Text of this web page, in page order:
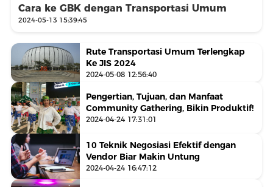
Cara ke GBK dengan Transportasi Umum
2024-05-13 15:39:45
Rute Transportasi Umum Terlengkap
Ke JIS 2024
2024-05-08 12:56:40
Pengertian, Tujuan, dan Manfaat
Community Gathering, Bikin Produktif!
2024-04-24 17:31:01
10 Teknik Negosiasi Efektif dengan
Vendor Biar Makin Untung
2024-04-24 16:47:12